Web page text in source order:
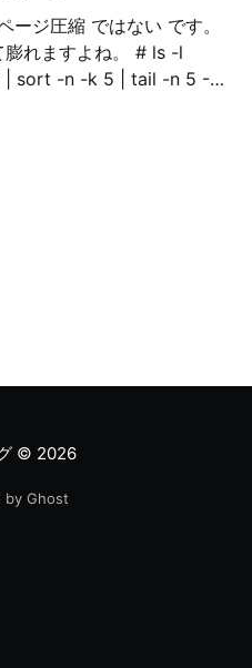
ジ圧縮 ではない です。
| sort -n -k 5 | tail -n 5 -
-rw-rw---- 1 mysql
© 2026
by Ghost